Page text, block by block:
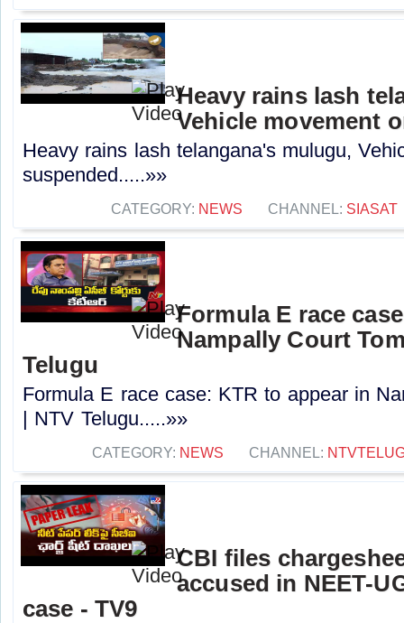
Heavy rains lash
Vehicle movement
Heavy rains lash telangana's mulugu,
suspended.....»»
CATEGORY: NEWS CHANNEL: SIASAT
Formula E race
Nampally Court
Telugu
Formula E race case: KTR to appear in
| NTV Telugu.....»»
CATEGORY: NEWS CHANNEL:
CBI files
accused in NEET-
case - TV9